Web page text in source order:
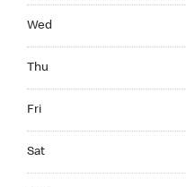
Wed
Thu
Fri
Sat